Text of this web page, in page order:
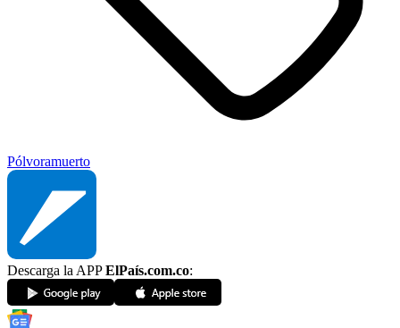
Pólvoramuerto
Descarga la APPElPaís.com.co: